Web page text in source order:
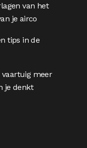
van het
je airco
tips in de
vaartuig meer
je denkt